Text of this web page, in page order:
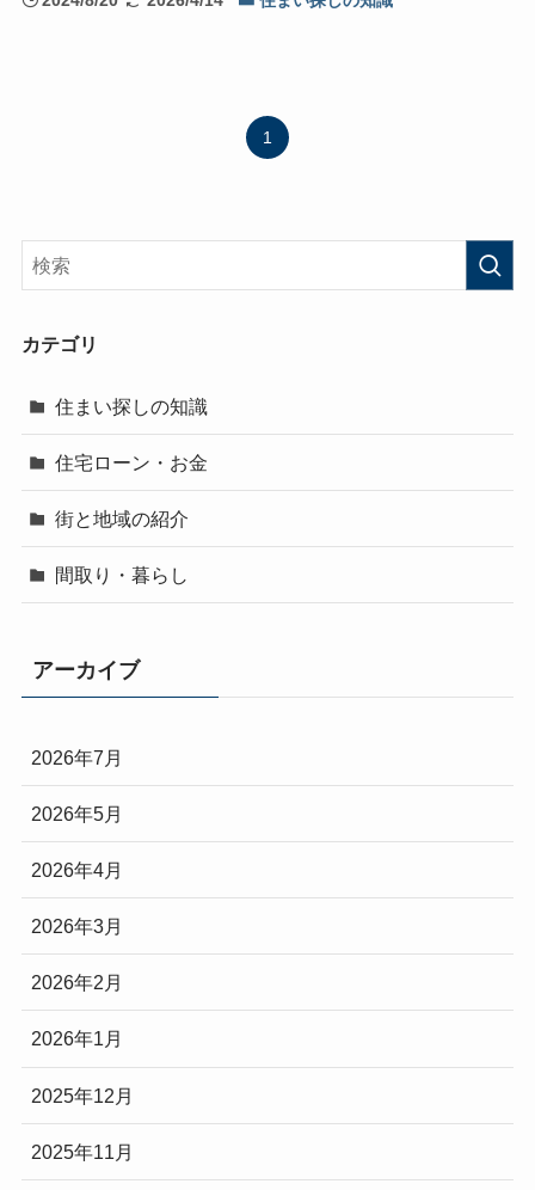
1
カテゴリ
住まい探しの知識
住宅ローン・お金
街と地域の紹介
間取り・暮らし
アーカイブ
2026年7月
2026年5月
2026年4月
2026年3月
2026年2月
2026年1月
2025年12月
2025年11月